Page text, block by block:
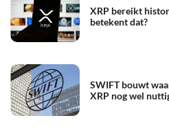
XRP bereikt
betekent dat?
SWIFT bouwt
XRP nog wel